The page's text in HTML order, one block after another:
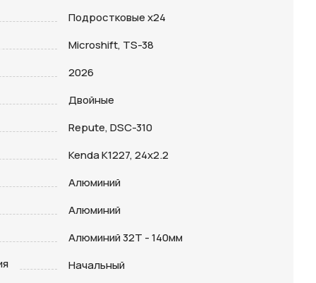
Подростковые х24
Microshift, TS-38
2026
Двойные
Repute, DSC-310
Kenda K1227, 24х2.2
Алюминий
Алюминий
Алюминий 32T - 140мм
Начальный